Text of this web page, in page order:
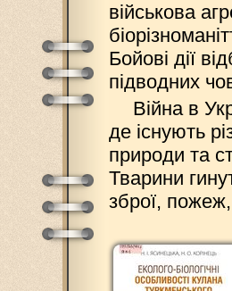
військова
Бойові дії
підводних
Війна в
де існують
природи та
Тварини
зброї,